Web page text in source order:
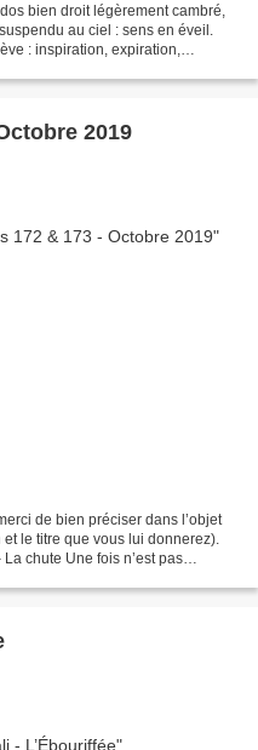
bien droit légèrement cambré,
au ciel : sens en éveil.
: inspiration, expiration,
2019
de bien préciser dans l’objet
le titre que vous lui donnerez).
chute Une fois n’est pas